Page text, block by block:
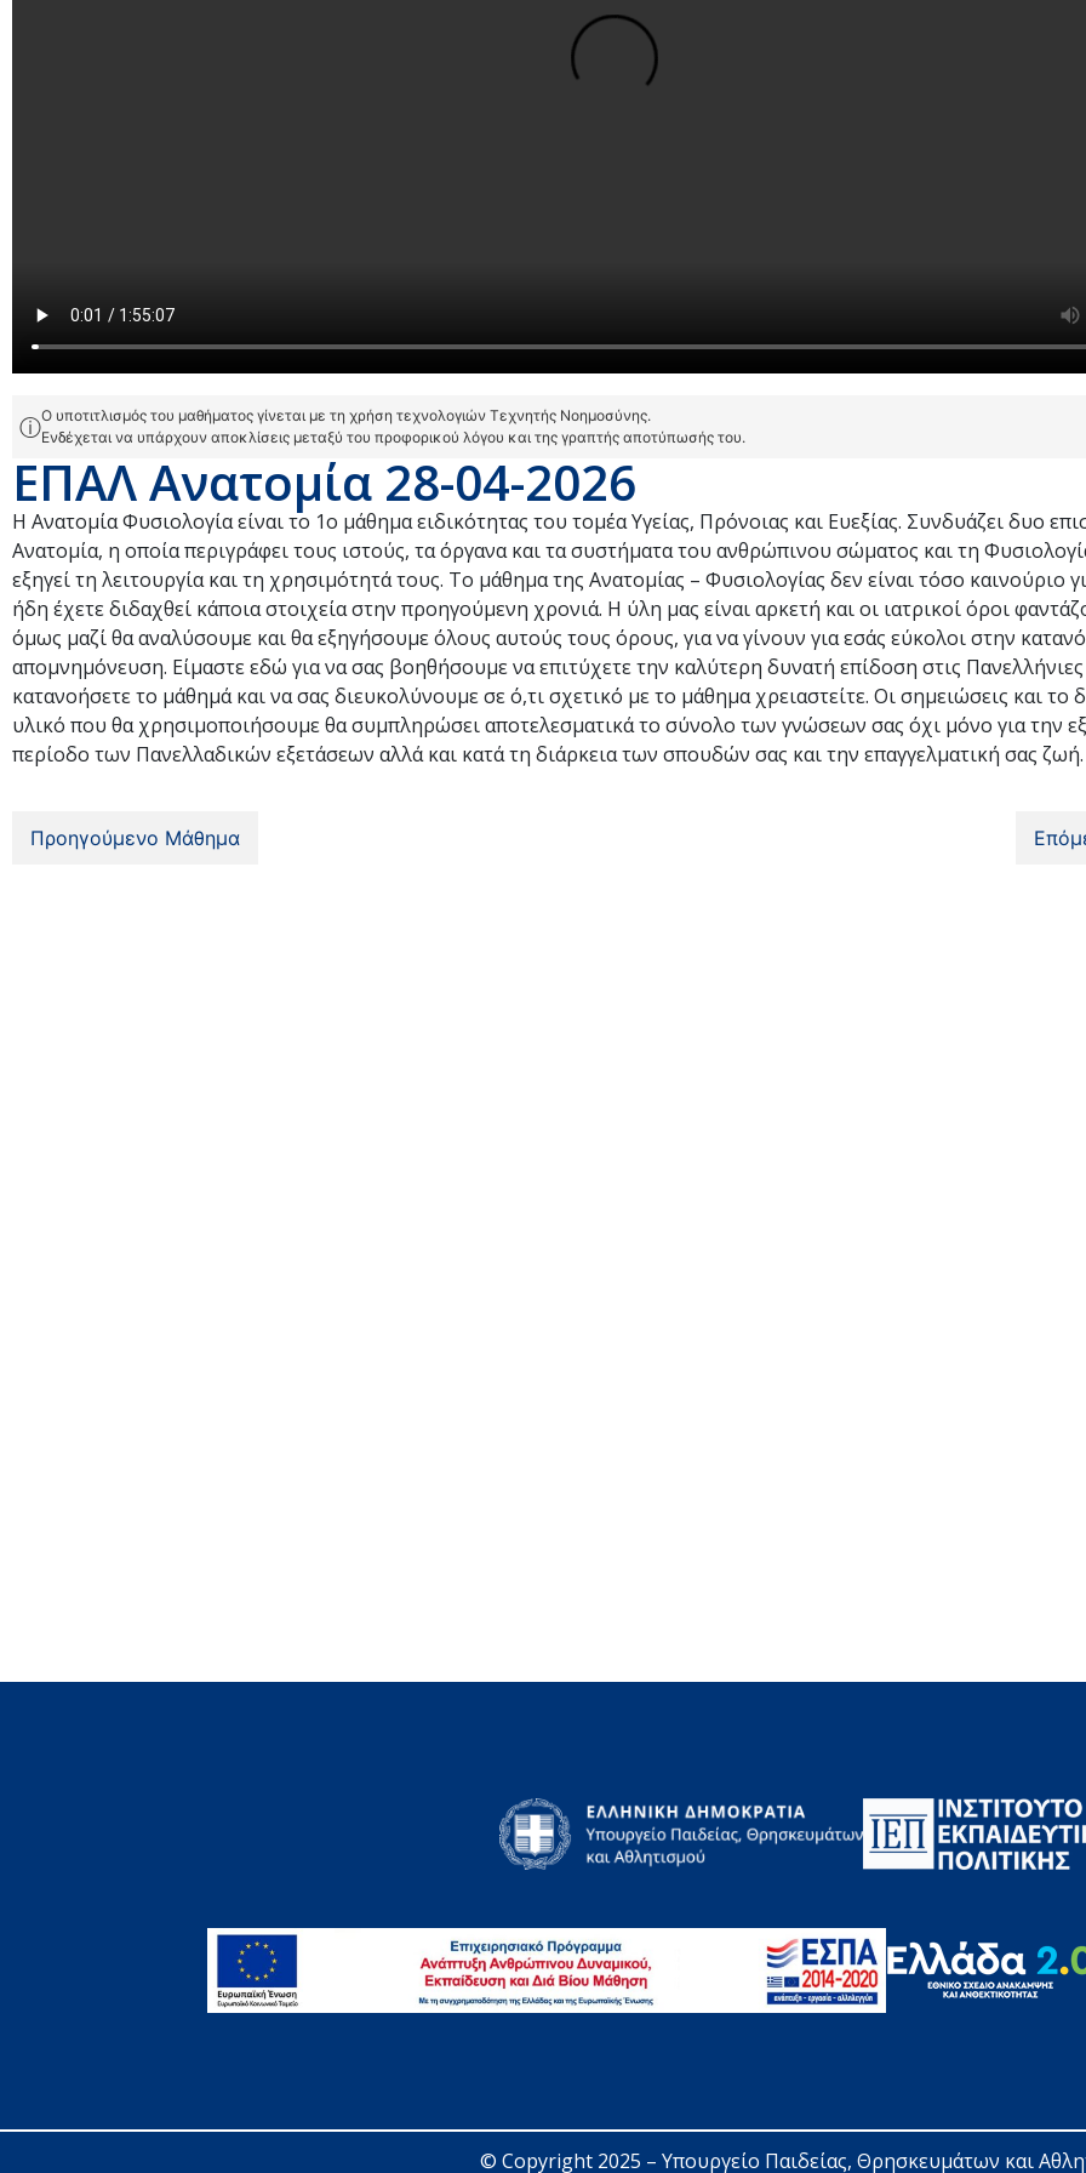
ⓘΟ υποτιτλισμός του μαθήματος γίνεται με τη χρήση τεχνολογιών Τεχνητής Νοημοσύνης.
Ενδέχεται να υπάρχουν αποκλίσεις μεταξύ του προφορικού λόγου και της γραπτής αποτύπωσής του.
ΕΠΑΛ Ανατομία 28-04-2026
Η Ανατομία Φυσιολογία είναι το 1ο μάθημα ειδικότητας του τομέα Υγείας, Πρόνοιας και Ευεξίας. Συνδυάζει δυο
Ανατομία, η οποία περιγράφει τους ιστούς, τα όργανα και τα συστήματα του ανθρώπινου σώματος και τη
εξηγεί τη λειτουργία και τη χρησιμότητά τους. Το μάθημα της Ανατομίας – Φυσιολογίας δεν είναι τόσο καινούριο
ήδη έχετε διδαχθεί κάποια στοιχεία στην προηγούμενη χρονιά. Η ύλη μας είναι αρκετή και οι ιατρικοί όροι
όμως μαζί θα αναλύσουμε και θα εξηγήσουμε όλους αυτούς τους όρους, για να γίνουν για εσάς εύκολοι στην
απομνημόνευση. Είμαστε εδώ για να σας βοηθήσουμε να επιτύχετε την καλύτερη δυνατή επίδοση στις Πανελλήνιες
κατανοήσετε το μάθημά και να σας διευκολύνουμε σε ό,τι σχετικό με το μάθημα χρειαστείτε. Οι σημειώσεις και το
υλικό που θα χρησιμοποιήσουμε θα συμπληρώσει αποτελεσματικά το σύνολο των γνώσεων σας όχι μόνο για την
περίοδο των Πανελλαδικών εξετάσεων αλλά και κατά τη διάρκεια των σπουδών σας και την επαγγελματική σας ζωή.
Προηγούμενο Μάθημα
© Copyright 2025 – Υπουργείο Παιδείας, Θρησκευμάτων και